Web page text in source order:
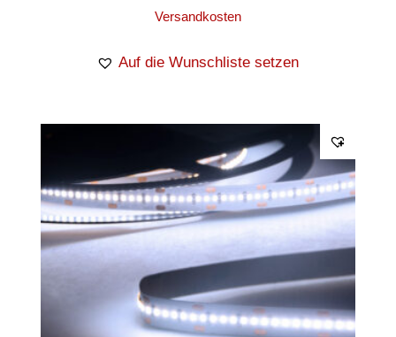
Versandkosten
Auf die Wunschliste setzen